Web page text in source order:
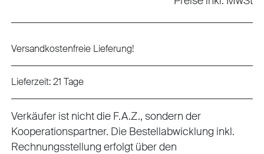
Versandkostenfreie Lieferung!
Lieferzeit: 21 Tage
Verkäufer ist nicht die F.A.Z., sondern der
Kooperationspartner. Die Bestellabwicklung inkl.
Rechnungsstellung erfolgt über den